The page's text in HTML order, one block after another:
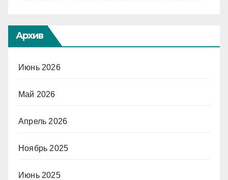
Архив
Июнь 2026
Май 2026
Апрель 2026
Ноябрь 2025
Июнь 2025